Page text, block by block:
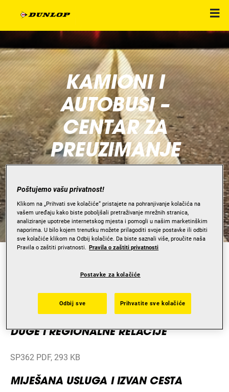
KAMIONI I
AUTOBUSI –
CENTAR ZA
PREUZIMANJE
Kamion – tlak opterećenja gume (Dunlop CI) PDF, 171 KB
DUGE I REGIONALNE RELACIJE
SP362 PDF, 293 KB
MIJEŠANA USLUGA I IZVAN CESTA
Poštujemo vašu privatnost!
Klikom na „Prihvati sve kolačiće“ pristajete na pohranjivanje kolačića na
vašem uređaju kako biste poboljšali pretraživanje mrežnih stranica,
analiziranje upotrebe internetskog mjesta i pomogli u našim marketinškim
naporima. U bilo kojem trenutku možete prilagoditi svoje postavke ili odbiti
sve kolačiće klikom na Odbij kolačiće. Da biste saznali više, proučite naša
Pravila o zaštiti privatnosti. Pravila o zaštiti privatnosti
Postavke za kolačiće
Odbij sve Prihvatite sve kolačiće